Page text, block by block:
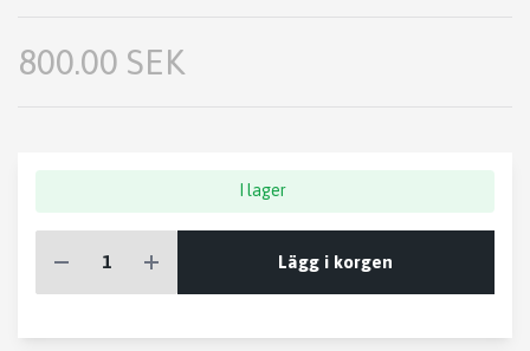
800.00 SEK
I lager
Lägg i korgen